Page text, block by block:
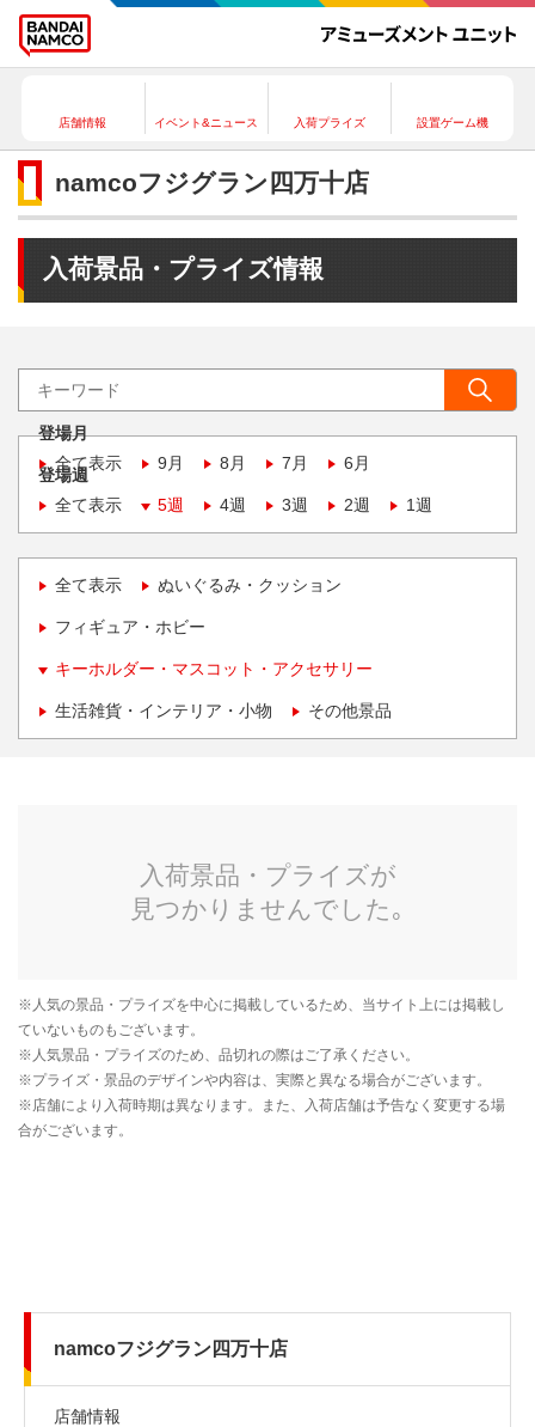
店舗情報 イベント&ニュース 入荷プライズ 設置ゲーム機
namcoフジグラン四万十店
入荷景品・プライズ情報
登場月
全て表示
9月 8月 7月 6月
登場週
全て表示
5週 4週 3週 2週 1週
全て表示 ぬいぐるみ・クッション
フィギュア・ホビー
キーホルダー・マスコット・アクセサリー
生活雑貨・インテリア・小物 その他景品
namcoフジグラン四万十店
店舗情報